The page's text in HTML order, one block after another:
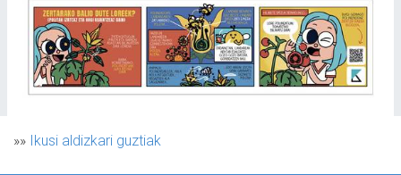
»» Ikusi aldizkari guztiak